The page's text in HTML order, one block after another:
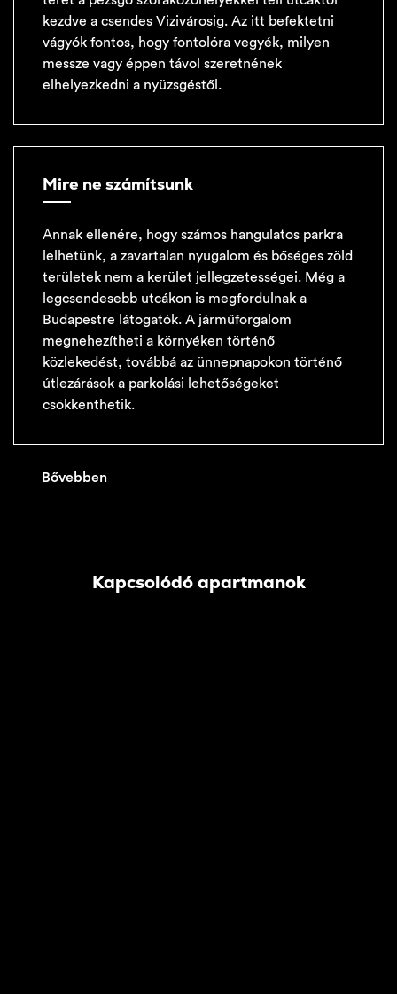
kezdve a csendes Vizivárosig. Az itt befektetni
vágyók fontos, hogy fontolóra vegyék, milyen
messze vagy éppen távol szeretnének
elhelyezkedni a nyüzsgéstől.
Mire ne számítsunk
Annak ellenére, hogy számos hangulatos parkra
lelhetünk, a zavartalan nyugalom és bőséges zöld
területek nem a kerület jellegzetességei. Még a
legcsendesebb utcákon is megfordulnak a
Budapestre látogatók. A járműforgalom
megnehezítheti a környéken történő
közlekedést, továbbá az ünnepnapokon történő
útlezárások a parkolási lehetőségeket
csökkenthetik.
Bővebben
Kapcsolódó apartmanok